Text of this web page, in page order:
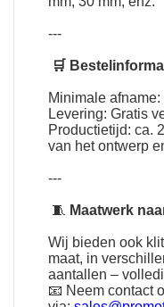
---
🛒
Minimale
Levering: Gratis
Productietijd: ca.
van het ontwerp
---
🧵 Maatwerk
Wij bieden ook
maat, in
aantallen –
📧 Neem contact